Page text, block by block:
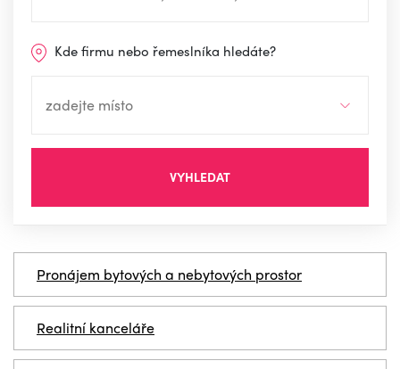
Kde firmu nebo řemeslníka hledáte?
VYHLEDAT
Pronájem bytových a nebytových prostor
Realitní kanceláře